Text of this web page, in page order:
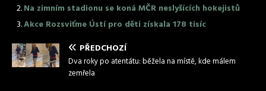
Na zimním stadionu se koná MČR neslyšících hokejistů
Akce Rozsviťme Ústí pro děti získala 178 tisíc
PŘEDCHOZÍ
Dva roky po atentátu: běžela na místě, kde málem
zemřela